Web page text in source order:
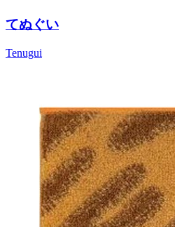
てぬぐい
Tenugui